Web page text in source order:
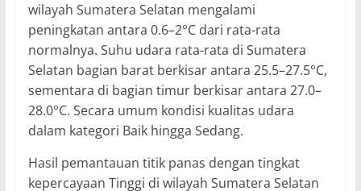
wilayah Sumatera Selatan mengalami
peningkatan antara 0.6–2°C dari rata-rata
normalnya. Suhu udara rata-rata di Sumatera
Selatan bagian barat berkisar antara 25.5–27.5°C,
sementara di bagian timur berkisar antara 27.0–
28.0°C. Secara umum kondisi kualitas udara
dalam kategori Baik hingga Sedang.
Hasil pemantauan titik panas dengan tingkat
kepercayaan Tinggi di wilayah Sumatera Selatan